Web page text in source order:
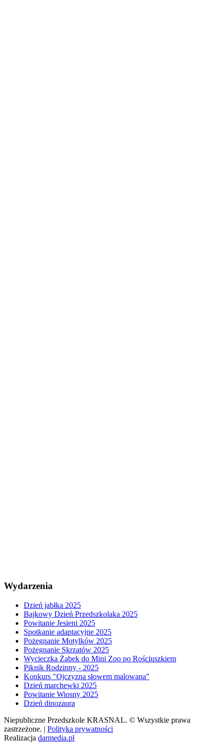
Wydarzenia
Dzień jabłka 2025
Bajkowy Dzień Przedszkolaka 2025
Powitanie Jesieni 2025
Spotkanie adaptacyjne 2025
Pożegnanie Motylków 2025
Pożegnanie Skrzatów 2025
Wycieczka Żabek do Mini Zoo po Rościuszkiem
Piknik Rodzinny - 2025
Konkurs "Ojczyzna słowem malowana"
Dzień marchewki 2025
Powitanie Wiosny 2025
Dzień dinozaura
Niepubliczne Przedszkole KRASNAL. © Wszystkie prawa
zastrzeżone. | Polityka prywatności
Realizacja darmedia.pl